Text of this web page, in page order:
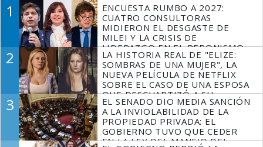
1
ENCUESTA RUMBO A 2027:
CUATRO CONSULTORAS
MIDIERON EL DESGASTE DE
MILEI Y LA CRISIS DE
LIDERAZGO EN EL PERONISMO
2
LA HISTORIA REAL DE "ELIZE:
SOMBRAS DE UNA MUJER", LA
NUEVA PELÍCULA DE NETFLIX
SOBRE EL CASO DE UNA ESPOSA
QUE DESCUARTIZÓ A SU
MARIDO
3
EL SENADO DIO MEDIA SANCIÓN
A LA INVIOLABILIDAD DE LA
PROPIEDAD PRIVADA: EL
GOBIERNO TUVO QUE CEDER
EN LA LEY DEL MANEJO DEL